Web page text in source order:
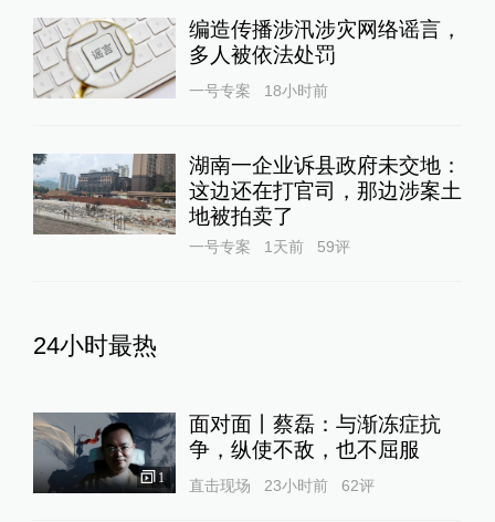
编造传播涉汛涉灾网络谣言，
多人被依法处罚
一号专案 18小时前
湖南一企业诉县政府未交地：
这边还在打官司，那边涉案土
地被拍卖了
一号专案 1天前 59评
24小时最热
1
面对面丨蔡磊：与渐冻症抗
争，纵使不敌，也不屈服
直击现场 23小时前 62评